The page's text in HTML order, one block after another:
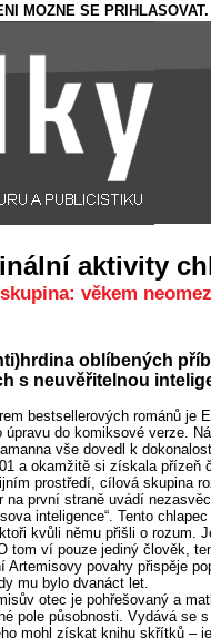
MOZNE SE PRIHLASOVAT.
aktivity
věkem
oblíbených
s neuvěřitelnou
bestsellerových románů je
úpravu do komiksové verze.
vše dovedl k
a okamžitě si získala přízeň
prostředí, cílová skupina
na první straně uvádí
inteligence“. Tento
kvůli němu přišli o rozum.
tom ví pouze jediný člověk,
Artemisovy povahy přispěje
mu bylo dvanáct let.
otec je pohřešovaný a
pole působnosti. Vydává se
mohl získat knihu skřítků –